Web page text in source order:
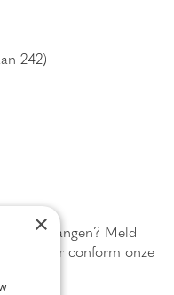
242)
ontvangen? Meld
secuur conform onze
×